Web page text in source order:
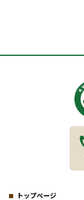
トップページ